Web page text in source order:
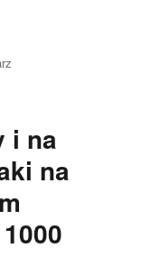
dworcowym
i na
na